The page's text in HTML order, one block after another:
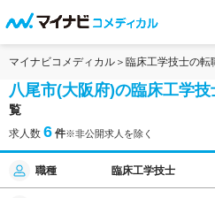
マイナビコメディカル 臨床工学技士の転
八尾市(大阪府)の臨床工学技
覧
求人数 6 件※非公開求人を除く
職種 臨床工学技士